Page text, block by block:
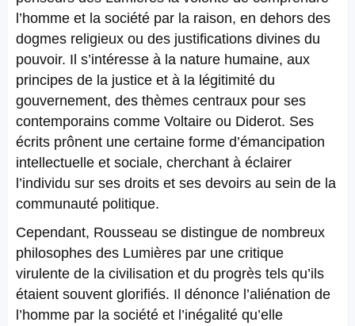
l’homme et la société par la raison, en dehors des
dogmes religieux ou des justifications divines du
pouvoir. Il s’intéresse à la nature humaine, aux
principes de la justice et à la légitimité du
gouvernement, des thèmes centraux pour ses
contemporains comme Voltaire ou Diderot. Ses
écrits prônent une certaine forme d’émancipation
intellectuelle et sociale, cherchant à éclairer
l’individu sur ses droits et ses devoirs au sein de la
communauté politique.
Cependant, Rousseau se distingue de nombreux
philosophes des Lumières par une critique
virulente de la civilisation et du progrès tels qu’ils
étaient souvent glorifiés. Il dénonce l’aliénation de
l’homme par la société et l’inégalité qu’elle